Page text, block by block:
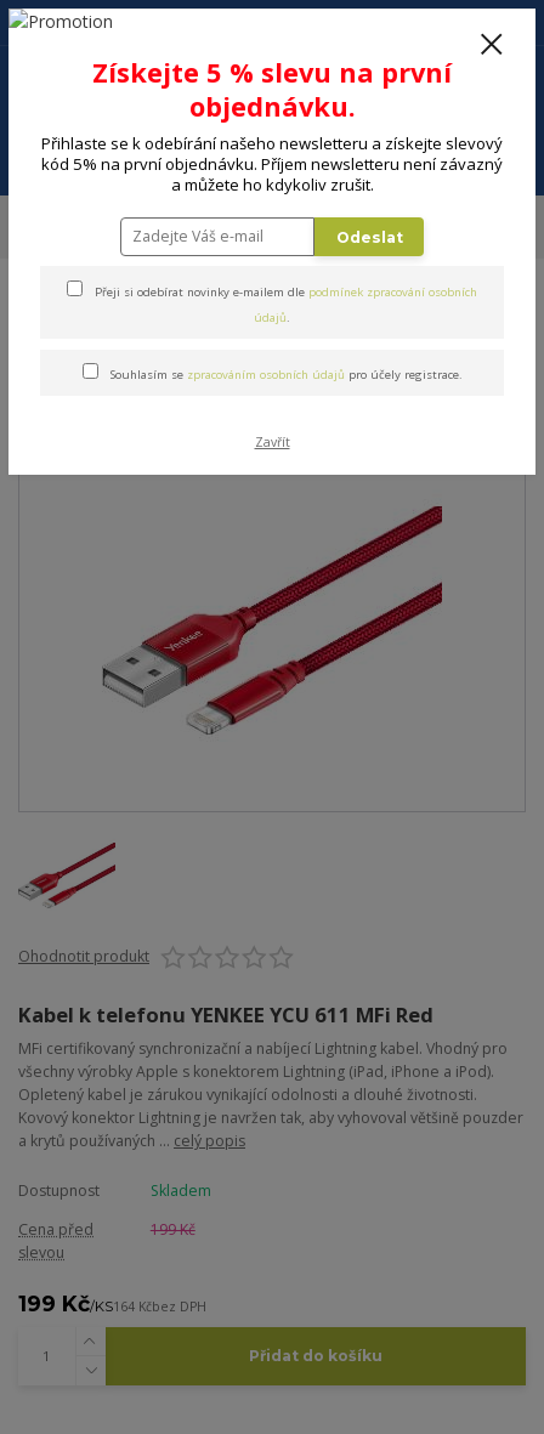
Menu
+420 602 494 600
Kabel k telefonu YENKEE YCU 611 MFi Red
Kabel k telefonu YENKEE YCU
611 MFi Red
Ohodnotit produkt
Kabel k telefonu YENKEE YCU 611 MFi Red
MFi certifikovaný synchronizační a nabíjecí Lightning kabel. Vhodný pro
všechny výrobky Apple s konektorem Lightning (iPad, iPhone a iPod).
Opletený kabel je zárukou vynikající odolnosti a dlouhé životnosti.
Kovový konektor Lightning je navržen tak, aby vyhovoval většině pouzder
a krytů používaných ... celý popis
Dostupnost
Skladem
Cena před
slevou
199 Kč
199 Kč/KS164 Kčbez DPH
Přidat do košíku
Získejte 5 % slevu na první
objednávku.
Přihlaste se k odebírání našeho newsletteru a získejte slevový
kód 5% na první objednávku. Příjem newsletteru není závazný
a můžete ho kdykoliv zrušit.
Odeslat
Přeji si odebírat novinky e-mailem dle podmínek zpracování osobních
údajů.
Souhlasím se zpracováním osobních údajů pro účely registrace.
Zavřít